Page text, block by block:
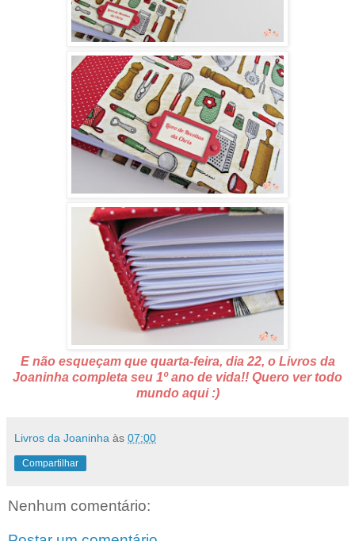
E não esqueçam que quarta-feira, dia 22, o Livros da
Joaninha completa seu 1º ano de vida!! Quero ver todo
mundo aqui :)
Livros da Joaninha às 07:00
Compartilhar
Nenhum comentário: